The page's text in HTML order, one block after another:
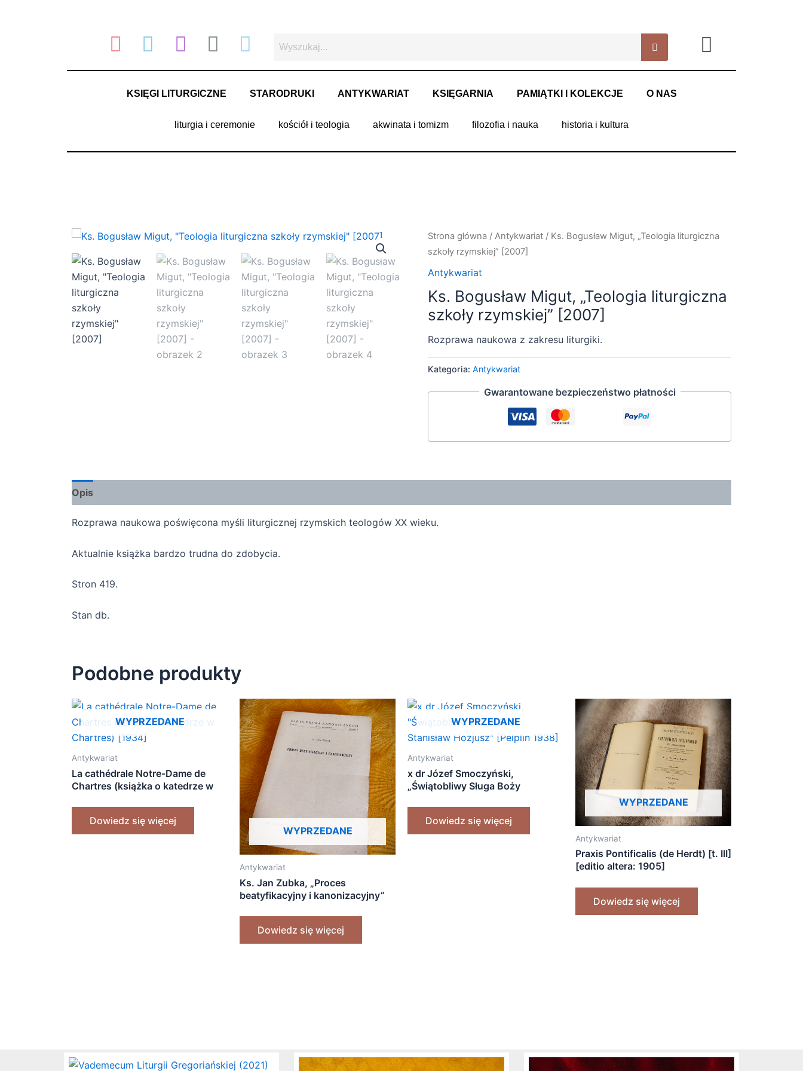
KSIĘGI LITURGICZNE STARODRUKI ANTYKWARIAT KSIĘGARNIA PAMIĄTKI I KOLEKCJE O NAS
liturgia i ceremonie kościół i teologia akwinata i tomizm filozofia i nauka historia i kultura
Strona główna / Antykwariat / Ks. Bogusław Migut, „Teologia liturgiczna
szkoły rzymskiej” [2007]
Antykwariat
Ks. Bogusław Migut, „Teologia liturgiczna
szkoły rzymskiej” [2007]
Rozprawa naukowa z zakresu liturgiki.
Kategoria:Antykwariat
Gwarantowane bezpieczeństwo płatności
Opis
Rozprawa naukowa poświęcona myśli liturgicznej rzymskich teologów XX wieku.
Aktualnie książka bardzo trudna do zdobycia.
Stron 419.
Stan db.
Podobne produkty
WYPRZEDANE
Antykwariat
La cathédrale Notre-Dame de
Chartres (książka o katedrze w
Dowiedz się więcej
WYPRZEDANE
Antykwariat
Ks. Jan Zubka, „Proces
beatyfikacyjny i kanonizacyjny”
Dowiedz się więcej
WYPRZEDANE
Antykwariat
x dr Józef Smoczyński,
„Świątobliwy Sługa Boży
Dowiedz się więcej
WYPRZEDANE
Antykwariat
Praxis Pontificalis (de Herdt) [t. III]
[editio altera: 1905]
Dowiedz się więcej